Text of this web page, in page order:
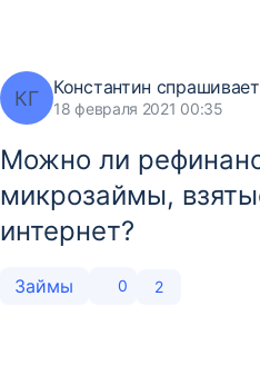
КГ Константин
18 февраля 2021 00:35
Можно ли
микрозаймы,
интернет?
Займы 0 2